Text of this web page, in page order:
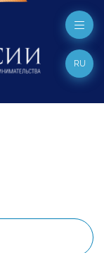
RU